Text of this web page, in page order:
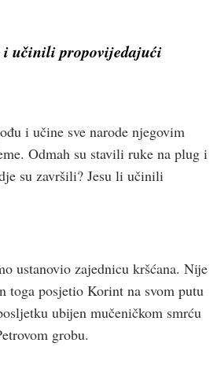
i učinili propovijedajući
i učine sve narode njegovim
Odmah su stavili ruke na plug i
su završili? Jesu li učinili
ustanovio zajednicu kršćana. Nije
toga posjetio Korint na svom putu
ubijen mučeničkom smrću
grobu.